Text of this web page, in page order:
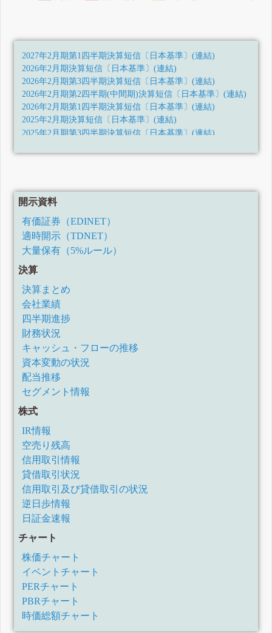
2027年2月期第1四半期決算短信〔日本基準〕(連結)
2026年2月期決算短信〔日本基準〕(連結)
2026年2月期第3四半期決算短信〔日本基準〕(連結)
2026年2月期第2四半期(中間期)決算短信〔日本基準〕(連結)
2026年2月期第1四半期決算短信〔日本基準〕(連結)
2025年2月期決算短信〔日本基準〕(連結)
2025年2月期第3四半期決算短信〔日本基準〕(連結)
2025年2月期第1四半期決算短信〔日本基準〕(連結)
2024年2月期第2四半期決算短信〔日本基準〕(連結)
2024年2月期第1四半期決算短信〔日本基準〕(連結)
2023年2月期決算短信〔日本基準〕(連結)
2023年2月期第3四半期決算短信〔日本基準〕(連結)
2023年2月期第2四半期決算短信〔日本基準〕(連結)
2022年2月期決算短信〔日本基準〕(連結)
2022年2月期第3四半期決算短信〔日本基準〕(連結)
2022年2月期第2四半期決算短信〔日本基準〕(連結)
2022年2月期第1四半期決算短信〔日本基準〕(連結)
2021年2月期決算短信〔日本基準〕(連結)
2021年2月期第3四半期決算短信〔日本基準〕(連結)
2021年2月期第2四半期決算短信〔日本基準〕(連結)
2021年2月期第1四半期決算短信〔日本基準〕(連結)
(訂正・数値データ訂正)「2020年2月期決算短信〔日本基
準〕(連結)」等の一部訂正について
2020年2月期決算短信〔日本基準〕(連結)
2020年2月期第3四半期決算短信〔日本基準〕(連結)
2020年2月期第2四半期決算短信〔日本基準〕(連結)
2020年2月期第1四半期決算短信〔日本基準〕(連結)
2019年2月期決算短信〔日本基準〕(連結)
2019年2月期第3四半期決算短信〔日本基準〕(連結)
2019年2月期第2四半期決算短信〔日本基準〕(連結)
2019年2月期第1四半期決算短信〔日本基準〕(連結)
2018年1月期決算短信〔日本基準〕(連結)
平成30年1月期通期業績予想の修正に関するお知らせ
平成30年1月期第2四半期決算短信〔日本基準〕(連結)
平成30年1月期第1四半期決算短信〔日本基準〕(連結)
平成29年1月期決算短信[日本基準](連結)
業績予想の修正に関するお知らせ
平成29年1月期第3四半期決算短信[日本基準](連結)
配当予想の修正(東証第一部上場記念配当)に関するお知らせ
開示資料
有価証券（EDINET）
適時開示（TDNET）
大量保有（5%ルール）
決算
決算まとめ
会社業績
四半期進捗
財務状況
キャッシュ・フローの推移
資本変動の状況
配当推移
セグメント情報
株式
IR情報
空売り残高
信用取引情報
貸借取引状況
信用取引及び貸借取引の状況
逆日歩情報
日証金速報
チャート
株価チャート
イベントチャート
PERチャート
PBRチャート
時価総額チャート